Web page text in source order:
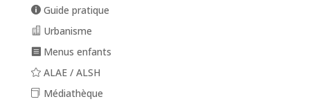
Guide pratique
Urbanisme
Menus enfants
ALAE / ALSH
Médiathèque